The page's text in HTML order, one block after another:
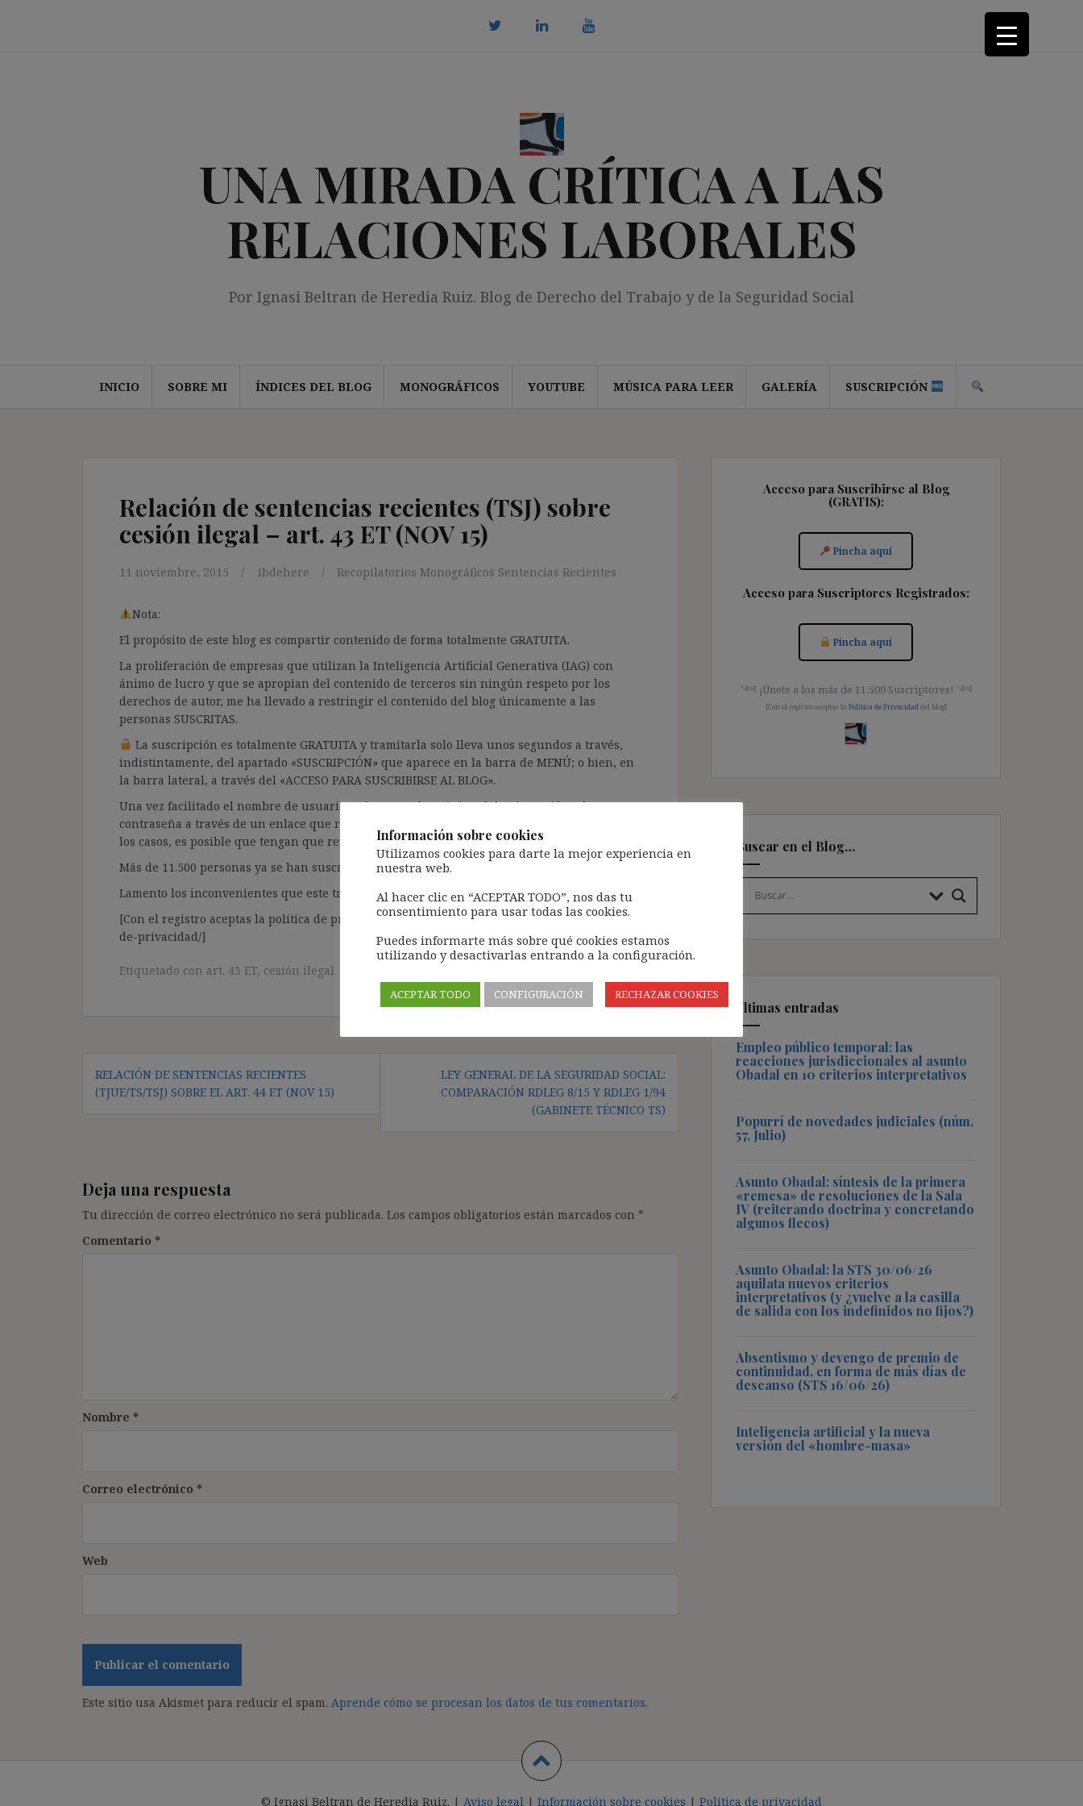
UNA MIRADA CRÍTICA A LAS
RELACIONES LABORALES
Por Ignasi Beltran de Heredia Ruiz. Blog de Derecho del Trabajo y de la Seguridad Social
INICIO SOBRE MI ÍNDICES DEL BLOG MONOGRÁFICOS YOUTUBE MÚSICA PARA LEER GALERÍA SUSCRIPCIÓN
Relación de sentencias recientes (TSJ) sobre
cesión ilegal – art. 43 ET (NOV 15)
11 noviembre, 2015 ibdehere Recopilatorios Monográficos Sentencias Recientes
Nota:
El propósito de este blog es compartir contenido de forma totalmente GRATUITA.
La proliferación de empresas que utilizan la Inteligencia Artificial Generativa (IAG) con
ánimo de lucro y que se apropian del contenido de terceros sin ningún respeto por los
derechos de autor, me ha llevado a restringir el contenido del blog únicamente a las
personas SUSCRITAS.
La suscripción es totalmente GRATUITA y tramitarla solo lleva unos segundos a través,
indistintamente, del apartado «SUSCRIPCIÓN» que aparece en la barra de MENÚ; o bien, en
la barra lateral, a través del «ACCESO PARA SUSCRIBIRSE AL BLOG».
Una vez facilitado el nombre de usuario y el correo electrónico, deberán verificar la
contraseña a través de un enlace que recibirán en el correo electrónico registrado (según
los casos, es posible que tengan que revisar la bandeja de «Spam»).
Más de 11.500 personas ya se han suscrito.
Lamento los inconvenientes que este trámite pueda causar.
[Con el registro aceptas la política de privacidad del blog: https://ignasibeltran.com/politica-
de-privacidad/]
Etiquetado con art. 43 ET, cesión ilegal
Navegación
de
entradas
RELACIÓN DE SENTENCIAS RECIENTES
(TJUE/TS/TSJ) SOBRE EL ART. 44 ET (NOV 15)
LEY GENERAL DE LA SEGURIDAD SOCIAL:
COMPARACIÓN RDLEG 8/15 Y RDLEG 1/94
(GABINETE TÉCNICO TS)
Deja una respuesta
Tu dirección de correo electrónico no será publicada. Los campos obligatorios están marcados con *
Comentario *
Nombre *
Correo electrónico *
Web
Este sitio usa Akismet para reducir el spam. Aprende cómo se procesan los datos de tus comentarios.
Acceso para Suscribirse al Blog
(GRATIS):
Pincha aquí
Acceso para Suscriptores Registrados:
Pincha aquí
༺ ¡Únete a los más de 11.500 Suscriptores! ༺
[Con el registro aceptas la Política de Privacidad del blog]
Buscar en el Blog…
Últimas entradas
Empleo público temporal: las
reacciones jurisdiccionales al asunto
Obadal en 10 criterios interpretativos
Popurrí de novedades judiciales (núm.
57, Julio)
Asunto Obadal: síntesis de la primera
«remesa» de resoluciones de la Sala
IV (reiterando doctrina y concretando
algunos flecos)
Asunto Obadal: la STS 30/06/26
aquilata nuevos criterios
interpretativos (y ¿vuelve a la casilla
de salida con los indefinidos no fijos?)
Absentismo y devengo de premio de
continuidad, en forma de más días de
descanso (STS 16/06/26)
Inteligencia artificial y la nueva
versión del «hombre-masa»
© Ignasi Beltran de Heredia Ruiz. | Aviso legal | Información sobre cookies | Política de privacidad
Información sobre cookies
Utilizamos cookies para darte la mejor experiencia en
nuestra web.
Al hacer clic en “ACEPTAR TODO”, nos das tu
consentimiento para usar todas las cookies.
Puedes informarte más sobre qué cookies estamos
utilizando y desactivarlas entrando a la configuración.
ACEPTAR TODO CONFIGURACIÓN RECHAZAR COOKIES